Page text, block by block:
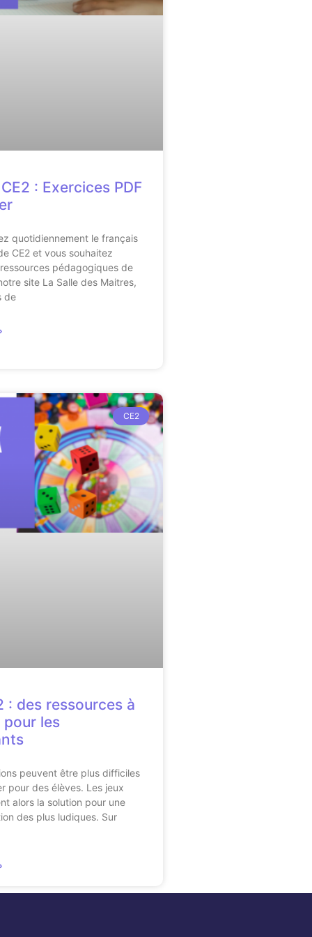
: Exercices PDF
quotidiennement le français
CE2 et vous souhaitez
pédagogiques de
site La Salle des Maitres,
de
CE2
: des ressources à
les
peuvent être plus difficiles
pour des élèves. Les jeux
alors la solution pour une
des plus ludiques. Sur